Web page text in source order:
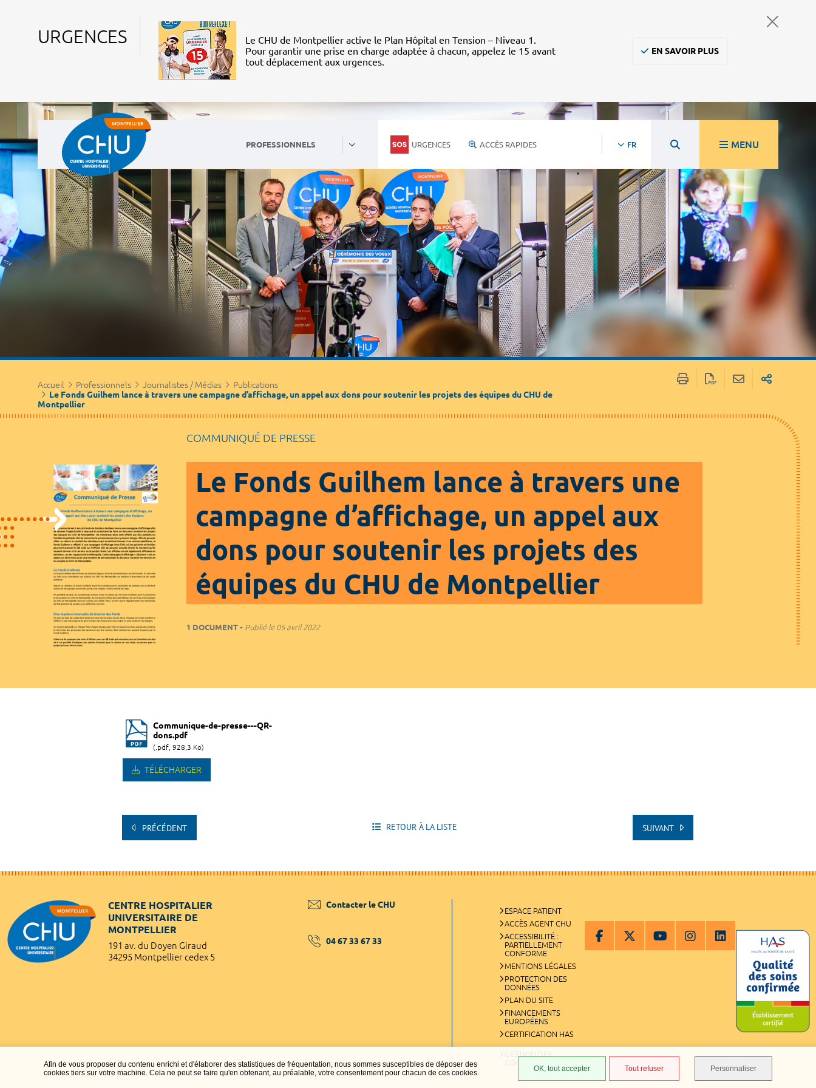
Afin de vous proposer du contenu enrichi et d'élaborer des statistiques de fréquentation, nous sommes susceptibles de déposer des
cookies tiers sur votre machine. Cela ne peut se faire qu'en obtenant, au préalable, votre consentement pour chacun de ces cookies.
OK, tout accepter Tout refuser Personnaliser
URGENCES
Le CHU de Montpellier active le Plan Hôpital en Tension – Niveau 1.
Pour garantir une prise en charge adaptée à chacun, appelez le 15 avant
tout déplacement aux urgences.
EN SAVOIR PLUS
PROFESSIONNELS URGENCES ACCÈS RAPIDES FR MENU
Personnels du CHU Nous rejoindre Ambulanciers, taxis, vsl
Médecine de ville Journalistes / Médias Marchés publics
Partenaires / Associations
Accueil Professionnels Journalistes / Médias
Publications
Le Fonds Guilhem lance à travers une campagne d’affichage, un appel aux dons pour soutenir les projets des équipes du CHU de
Montpellier
COMMUNIQUÉ DE PRESSE
Le Fonds Guilhem lance à travers une
campagne d’affichage, un appel aux
dons pour soutenir les projets des
équipes du CHU de Montpellier
1 DOCUMENT Publié le05 avril 2022
Communique-de-presse---QR-
dons.pdf
(.pdf, 928,3 Ko)
TÉLÉCHARGER
PRÉCÉDENT RETOUR À LA LISTE SUIVANT
CENTRE HOSPITALIER
UNIVERSITAIRE DE
MONTPELLIER
191 av. du Doyen Giraud
34295 Montpellier cedex 5
Contacter le CHU
04 67 33 67 33
ESPACE PATIENT
ACCÈS AGENT CHU
ACCESSIBILITÉ :
PARTIELLEMENT
CONFORME
MENTIONS LÉGALES
PROTECTION DES
DONNÉES
PLAN DU SITE
FINANCEMENTS
EUROPÉENS
CERTIFICATION HAS
GESTION DES
COOKIES